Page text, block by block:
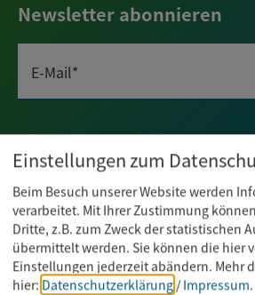
Newsletter abonnieren
E-Mail*
Einstellungen zum
Beim Besuch unserer Website werden
verarbeitet. Mit Ihrer Zustimmung
Dritte, z.B. zum Zweck der statistischen
übermittelt werden. Sie können die hier
Einstellungen jederzeit abändern. Mehr
hier: Datenschutzerklärung / Impressum.